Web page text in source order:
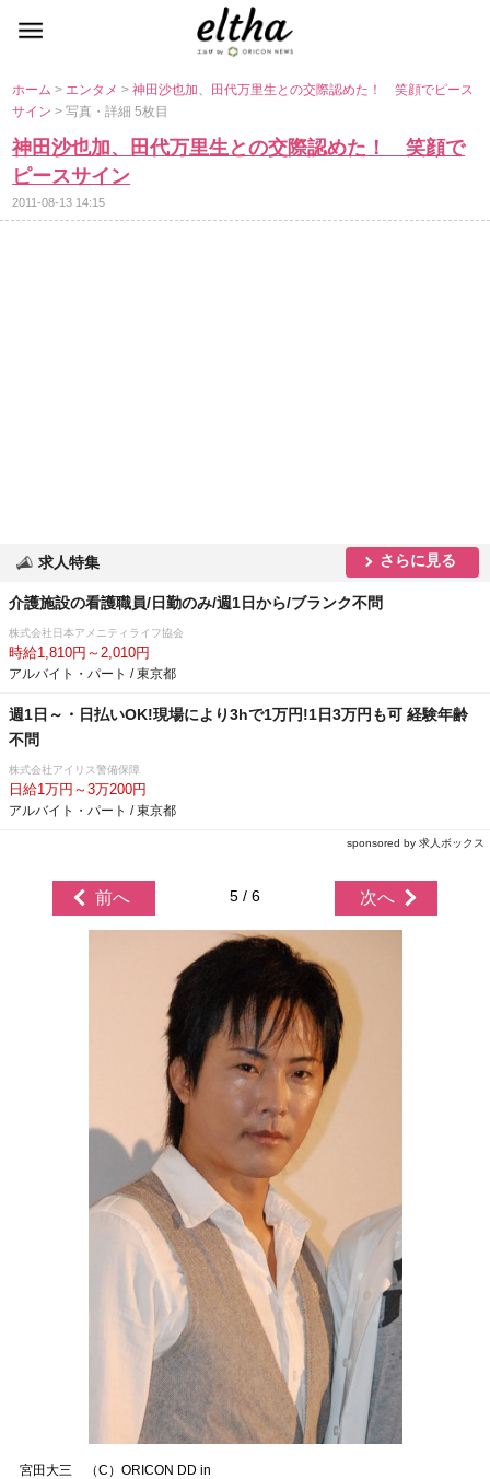
ホーム> エンタメ>神田沙也加、田代万里生との交際認めた！ 笑顔でピース
サイン> 写真・詳細 5枚目
神田沙也加、田代万里生との交際認めた！ 笑顔で
ピースサイン
2011-08-13 14:15
求人特集 さらに見る
介護施設の看護職員/日勤のみ/週1日から/ブランク不問
株式会社日本アメニティライフ協会
時給1,810円～2,010円
アルバイト・パート / 東京都
週1日～・日払いOK!現場により3hで1万円!1日3万円も可 経験年齢
不問
株式会社アイリス警備保障
日給1万円～3万200円
アルバイト・パート / 東京都
sponsored by 求人ボックス
前へ 5 / 6 次へ
宮田大三 （C）ORICON DD in